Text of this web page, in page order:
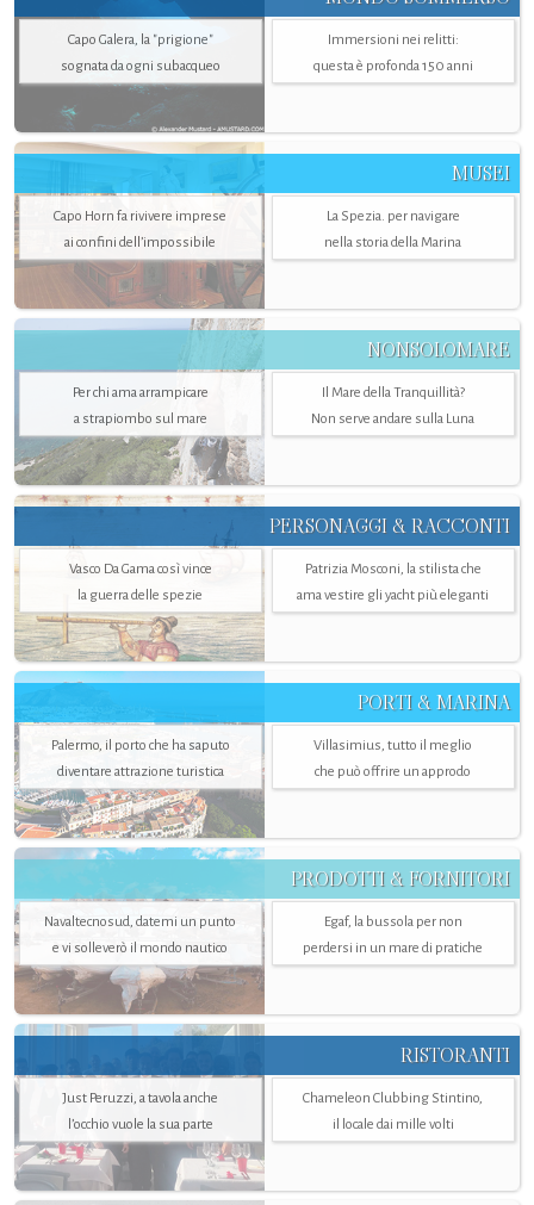
Capo Galera, la "prigione"
sognata da ogni subacqueo
Immersioni nei relitti:
questa è profonda 150 anni
MUSEI
Capo Horn fa rivivere imprese
ai confini dell’impossibile
La Spezia. per navigare
nella storia della Marina
NONSOLOMARE
Per chi ama arrampicare
a strapiombo sul mare
Il Mare della Tranquillità?
Non serve andare sulla Luna
PERSONAGGI & RACCONTI
Vasco Da Gama così vince
la guerra delle spezie
Patrizia Mosconi, la stilista che
ama vestire gli yacht più eleganti
PORTI & MARINA
Palermo, il porto che ha saputo
diventare attrazione turistica
Villasimius, tutto il meglio
che può offrire un approdo
PRODOTTI & FORNITORI
Navaltecnosud, datemi un punto
e vi solleverò il mondo nautico
Egaf, la bussola per non
perdersi in un mare di pratiche
RISTORANTI
Just Peruzzi, a tavola anche
l’occhio vuole la sua parte
Chameleon Clubbing Stintino,
il locale dai mille volti